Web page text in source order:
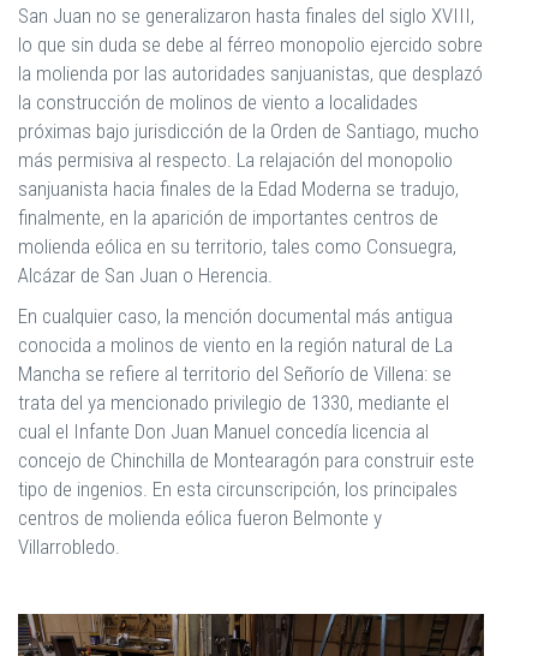
San Juan no se generalizaron hasta finales del siglo XVIII,
lo que sin duda se debe al férreo monopolio ejercido sobre
la molienda por las autoridades sanjuanistas, que desplazó
la construcción de molinos de viento a localidades
próximas bajo jurisdicción de la Orden de Santiago, mucho
más permisiva al respecto. La relajación del monopolio
sanjuanista hacia finales de la Edad Moderna se tradujo,
finalmente, en la aparición de importantes centros de
molienda eólica en su territorio, tales como Consuegra,
Alcázar de San Juan o Herencia.
En cualquier caso, la mención documental más antigua
conocida a molinos de viento en la región natural de La
Mancha se refiere al territorio del Señorío de Villena: se
trata del ya mencionado privilegio de 1330, mediante el
cual el Infante Don Juan Manuel concedía licencia al
concejo de Chinchilla de Montearagón para construir este
tipo de ingenios. En esta circunscripción, los principales
centros de molienda eólica fueron Belmonte y
Villarrobledo.